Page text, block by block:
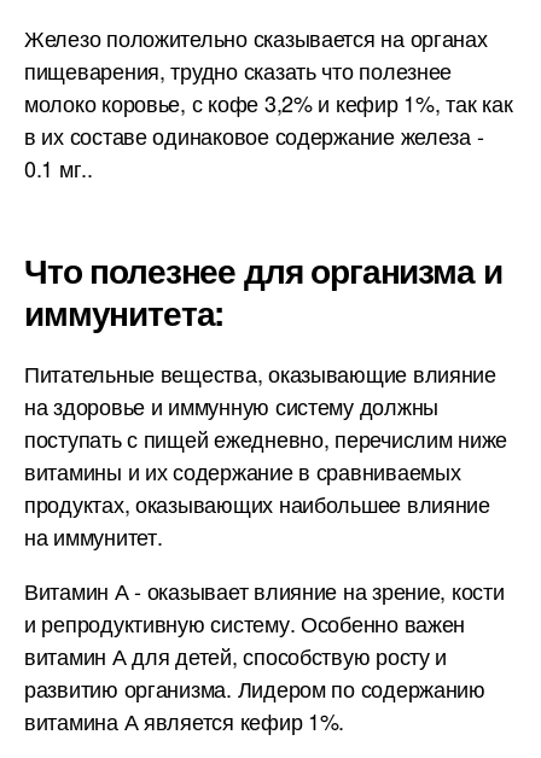
Железо положительно сказывается на органах
пищеварения, трудно сказать что полезнее
молоко коровье, с кофе 3,2% и кефир 1%, так как
в их составе одинаковое содержание железа -
0.1 мг..
Что полезнее для организма и
иммунитета:
Питательные вещества, оказывающие влияние
на здоровье и иммунную систему должны
поступать с пищей ежедневно, перечислим ниже
витамины и их содержание в сравниваемых
продуктах, оказывающих наибольшее влияние
на иммунитет.
Витамин А - оказывает влияние на зрение, кости
и репродуктивную систему. Особенно важен
витамин А для детей, способствую росту и
развитию организма. Лидером по содержанию
витамина А является кефир 1%.